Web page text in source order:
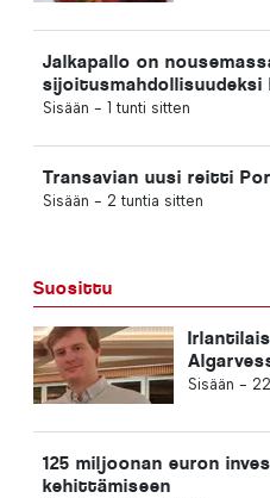
Jalkapallo on
sijoitusmahdollisuudeksi
Sisään - 1 tunti sitten
Transavian uusi reitti
Sisään - 2 tuntia sitten
Suosittu
Sisään -
125 miljoonan euron
kehittämiseen